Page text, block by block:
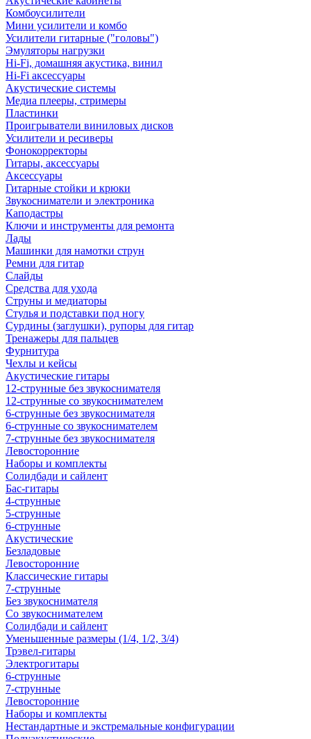
Комбоусилители
Мини усилители и комбо
Усилители гитарные ("головы")
Эмуляторы нагрузки
Hi-Fi, домашняя акустика, винил
Hi-Fi аксессуары
Акустические системы
Медиа плееры, стримеры
Пластинки
Проигрыватели виниловых дисков
Усилители и ресиверы
Фонокорректоры
Гитары, аксессуары
Аксессуары
Гитарные стойки и крюки
Звукосниматели и электроника
Каподастры
Ключи и инструменты для ремонта
Лады
Машинки для намотки струн
Ремни для гитар
Слайды
Средства для ухода
Струны и медиаторы
Стулья и подставки под ногу
Сурдины (заглушки), рупоры для гитар
Тренажеры для пальцев
Фурнитура
Чехлы и кейсы
Акустические гитары
12-струнные без звукоснимателя
12-струнные со звукоснимателем
6-струнные без звукоснимателя
6-струнные со звукоснимателем
7-струнные без звукоснимателя
Левосторонние
Наборы и комплекты
Солидбади и сайлент
Бас-гитары
4-струнные
5-струнные
6-струнные
Акустические
Безладовые
Левосторонние
Классические гитары
7-струнные
Без звукоснимателя
Со звукоснимателем
Солидбади и сайлент
Уменьшенные размеры (1/4, 1/2, 3/4)
Трэвел-гитары
Электрогитары
6-струнные
7-струнные
Левосторонние
Наборы и комплекты
Нестандартные и экстремальные конфигурации